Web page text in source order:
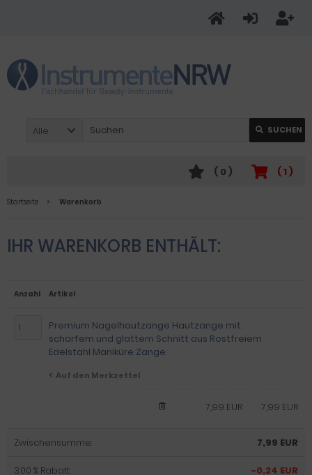
Alle SUCHEN
( 1 )
( 0 )
Startseite Warenkorb
IHR WARENKORB ENTHÄLT:
Anzahl Artikel
Premium Nagelhautzange Hautzange mit
scharfem und glattem Schnitt aus Rostfreiem
Edelstahl Maniküre Zange
Auf den Merkzettel
7,99 EUR
7,99 EUR
Zwischensumme: 7,99 EUR
3.00 % Rabatt: -0,24 EUR